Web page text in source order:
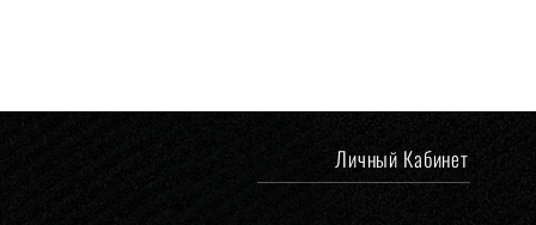
Личный Кабинет